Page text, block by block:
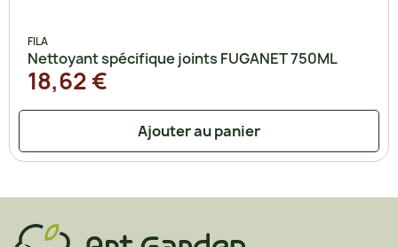
FILA
Nettoyant spécifique joints FUGANET 750ML
18,62 €
Ajouter au panier